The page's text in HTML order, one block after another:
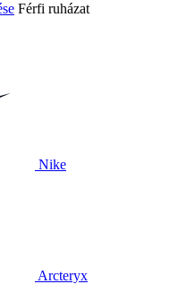
Férfi ruházat
Nike
Arcteryx